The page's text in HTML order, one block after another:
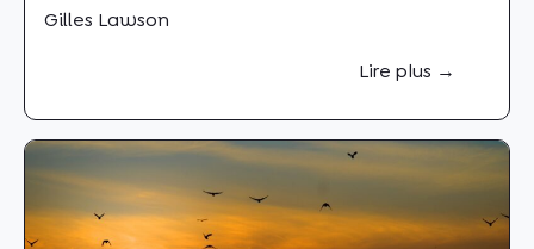
Gilles Lawson
Lire plus →